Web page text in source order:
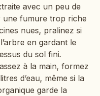
avec un peu de
une fumure trop riche
nues, pralinez si
en gardant le
du sol fini.
à la main, formez
d’eau, même si la
garde la